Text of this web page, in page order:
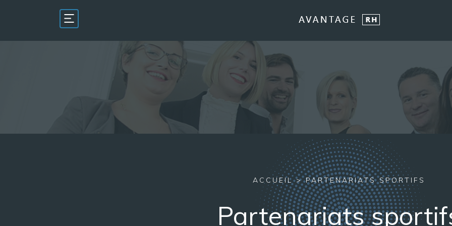
ACCUEIL>PARTENARIATS SPORTIFS
Partenariats